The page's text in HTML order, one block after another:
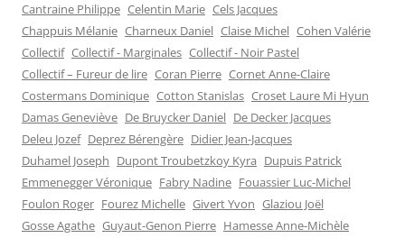
Cantraine Philippe Celentin Marie Cels Jacques
Chappuis Mélanie Charneux Daniel Claise Michel Cohen Valérie
Collectif Collectif - Marginales Collectif - Noir Pastel
Collectif – Fureur de lire Coran Pierre Cornet Anne-Claire
Costermans Dominique Cotton Stanislas Croset Laure Mi Hyun
Damas Geneviève De Bruycker Daniel De Decker Jacques
Deleu Jozef Deprez Bérengère Didier Jean-Jacques
Duhamel Joseph Dupont Troubetzkoy Kyra Dupuis Patrick
Emmenegger Véronique Fabry Nadine Fouassier Luc-Michel
Foulon Roger Fourez Michelle Givert Yvon Glaziou Joël
Gosse Agathe Guyaut-Genon Pierre Hamesse Anne-Michèle